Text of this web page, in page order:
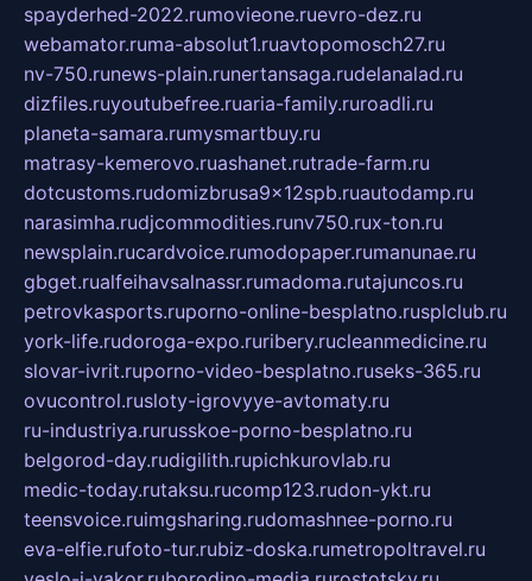
spayderhed-2022.rumovieone.ruevro-dez.ru
webamator.ruma-absolut1.ruavtopomosch27.ru
nv-750.runews-plain.runertansaga.rudelanalad.ru
dizfiles.ruyoutubefree.ruaria-family.ruroadli.ru
planeta-samara.rumysmartbuy.ru
matrasy-kemerovo.ruashanet.rutrade-farm.ru
dotcustoms.rudomizbrusa9x12spb.ruautodamp.ru
narasimha.rudjcommodities.runv750.rux-ton.ru
newsplain.rucardvoice.rumodopaper.rumanunae.ru
gbget.rualfeihavsalnassr.rumadoma.rutajuncos.ru
petrovkasports.ruporno-online-besplatno.rusplclub.ru
york-life.rudoroga-expo.ruribery.rucleanmedicine.ru
slovar-ivrit.ruporno-video-besplatno.ruseks-365.ru
ovucontrol.rusloty-igrovyye-avtomaty.ru
ru-industriya.rurusskoe-porno-besplatno.ru
belgorod-day.rudigilith.rupichkurovlab.ru
medic-today.rutaksu.rucomp123.rudon-ykt.ru
teensvoice.ruimgsharing.rudomashnee-porno.ru
eva-elfie.rufoto-tur.rubiz-doska.rumetropoltravel.ru